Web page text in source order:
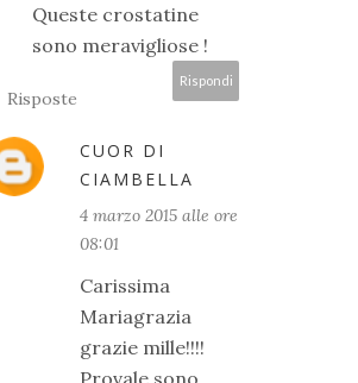
Queste crostatine
sono meravigliose !
Rispondi
Risposte
CUOR DI
CIAMBELLA
4 marzo 2015 alle ore
08:01
Carissima
Mariagrazia
grazie mille!!!!
Provale sono